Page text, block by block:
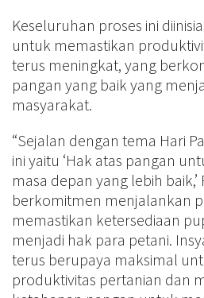
Keseluruhan proses ini
untuk memastikan
terus meningkat, yang
pangan yang baik yang
masyarakat.
“Sejalan dengan tema Hari
ini yaitu ‘Hak atas pangan
masa depan yang lebih
berkomitmen menjalankan
memastikan ketersediaan
menjadi hak para petani.
terus berupaya maksimal
produktivitas pertanian dan